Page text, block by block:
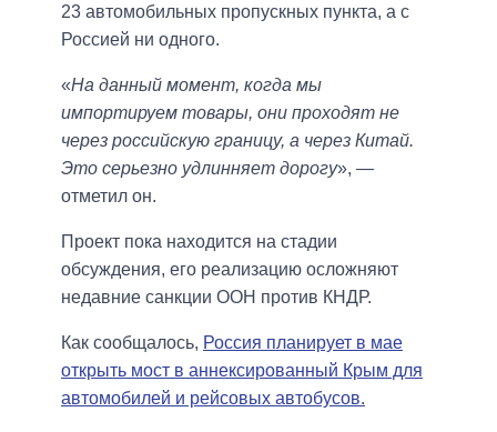
23 автомобильных пропускных пункта, а с
Россией ни одного.
«На данный момент, когда мы
импортируем товары, они проходят не
через российскую границу, а через Китай.
Это серьезно удлинняет дорогу», —
отметил он.
Проект пока находится на стадии
обсуждения, его реализацию осложняют
недавние санкции ООН против КНДР.
Как сообщалось, Россия планирует в мае
открыть мост в аннексированный Крым для
автомобилей и рейсовых автобусов.